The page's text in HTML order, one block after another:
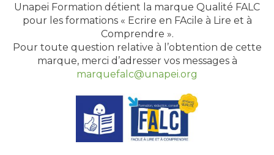
Unapei Formation détient la marque Qualité FALC
pour les formations « Ecrire en FAcile à Lire et à
Comprendre ».
Pour toute question relative à l’obtention de cette
marque, merci d’adresser vos messages à
marquefalc@unapei.org